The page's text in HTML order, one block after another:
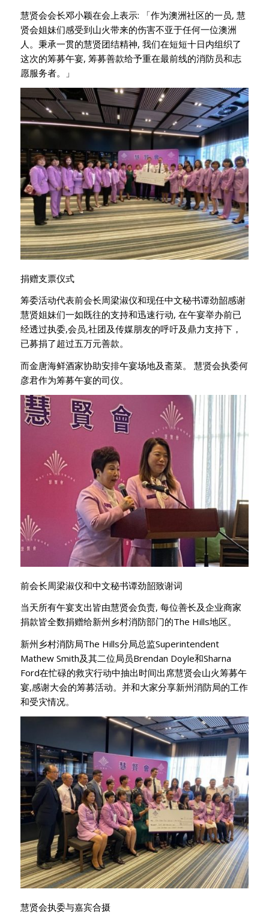
慧贤会会长邓小颖在会上表示: 「作为澳洲社区的一员, 慧
贤会姐妹们感受到山火带来的伤害不亚于任何一位澳洲
人。秉承一贯的慧贤团结精神, 我们在短短十日内组织了
这次的筹募午宴, 筹募善款给予重在最前线的消防员和志
愿服务者。」
捐赠支票仪式
筹委活动代表前会长周梁淑仪和现任中文秘书谭劲韶感谢
慧贤姐妹们一如既往的支持和迅速行动, 在午宴举办前已
经透过执委,会员,社团及传媒朋友的呼吁及鼎力支持下，
已募捐了超过五万元善款。
而金唐海鲜酒家协助安排午宴场地及斋菜。 慧贤会执委何
彦君作为筹募午宴的司仪。
前会长周梁淑仪和中文秘书谭劲韶致谢词
当天所有午宴支出皆由慧贤会负责, 每位善长及企业商家
捐款皆全数捐赠给新州乡村消防部门的The Hills地区。
新州乡村消防局The Hills分局总监Superintendent
Mathew Smith及其二位局员Brendan Doyle和Sharna
Ford在忙碌的救灾行动中抽出时间出席慧贤会山火筹募午
宴,感谢大会的筹募活动。并和大家分享新州消防局的工作
和受灾情况。
慧贤会执委与嘉宾合摄